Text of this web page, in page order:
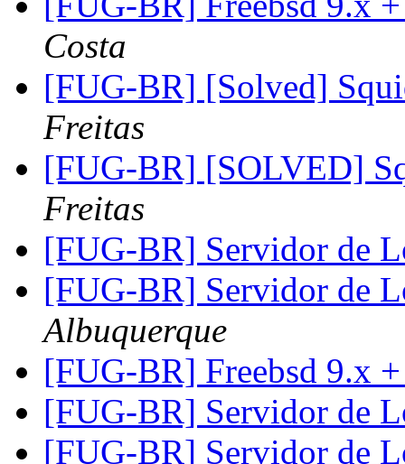
Costa
[FUG-BR] [Solved]
Freitas
[FUG-BR] [SOLVED]
Freitas
[FUG-BR] Servidor de
[FUG-BR] Servidor de
Albuquerque
[FUG-BR] Freebsd 9.x
[FUG-BR] Servidor de
[FUG-BR] Servidor de